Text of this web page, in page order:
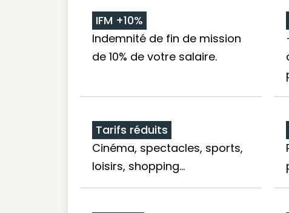
IFM +10%
Indemnité de fin de mission
de 10% de votre salaire.
Tarifs réduits
Cinéma, spectacles, sports,
loisirs, shopping...